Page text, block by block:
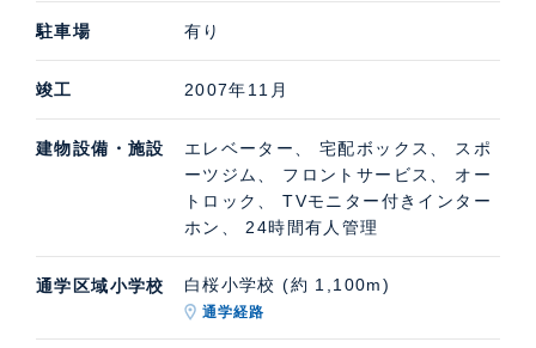
駐車場 有り
竣工 2007年11月
建物設備・施設
エレベーター、 宅配ボックス、 スポ
ーツジム、 フロントサービス、 オー
トロック、 TVモニター付きインター
ホン、 24時間有人管理
通学区域小学校 白桜小学校 (約 1,100m)
通学経路